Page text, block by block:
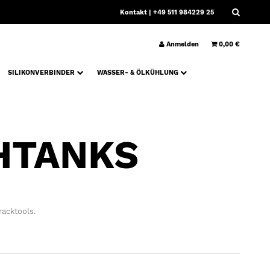
Kontakt | +49 511 984229 25
Anmelden 0,00 €
SILIKONVERBINDER
WASSER- & ÖLKÜHLUNG